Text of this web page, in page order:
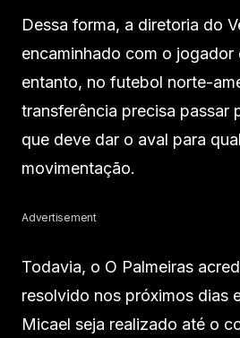
Dessa forma, a diretoria do
encaminhado com o
entanto, no futebol norte-
transferência precisa passar
que deve dar o aval para
movimentação.
Advertisement
Todavia, o O Palmeiras
resolvido nos próximos dias
Micael seja realizado até o